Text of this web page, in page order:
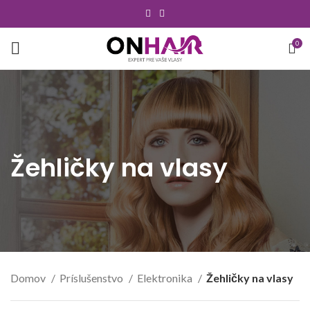
0
Žehličky na vlasy
Domov Príslušenstvo Elektronika Žehličky na vlasy